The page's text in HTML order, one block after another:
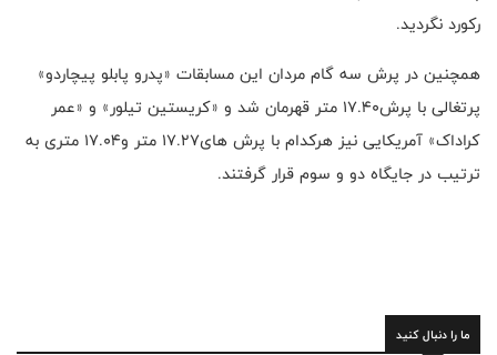
رکورد نگردید.
همچنین در پرش سه گام مردان این مسابقات «پدرو پابلو پیچاردو»
پرتغالی با پرش۱۷.۴۰ متر قهرمان شد و «کریستین تیلور» و «عمر
کراداک» آمریکایی نیز هرکدام با پرش های۱۷.۲۷ متر و۱۷.۰۴ متری به
ترتیب در جایگاه دو و سوم قرار گرفتند.
ما را دنبال کنید